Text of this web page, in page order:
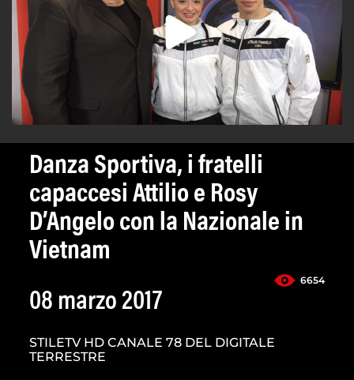
Danza Sportiva, i fratelli
capaccesi Attilio e Rosy
D’Angelo con la Nazionale in
Vietnam
6654
08 marzo 2017
STILETV HD CANALE 78 DEL DIGITALE
TERRESTRE